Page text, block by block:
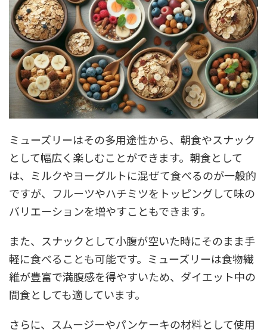
ミューズリーはその多用途性から、朝食やスナック
として幅広く楽しむことができます。朝食として
は、ミルクやヨーグルトに混ぜて食べるのが一般的
ですが、フルーツやハチミツをトッピングして味の
バリエーションを増やすこともできます。
また、スナックとして小腹が空いた時にそのまま手
軽に食べることも可能です。ミューズリーは食物繊
維が豊富で満腹感を得やすいため、ダイエット中の
間食としても適しています。
さらに、スムージーやパンケーキの材料として使用